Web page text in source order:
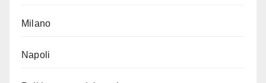
Milano
Napoli